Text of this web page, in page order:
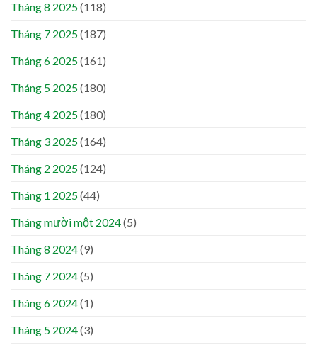
Tháng 8 2025(118)
Tháng 7 2025(187)
Tháng 6 2025(161)
Tháng 5 2025(180)
Tháng 4 2025(180)
Tháng 3 2025(164)
Tháng 2 2025(124)
Tháng 1 2025(44)
Tháng mười một 2024(5)
Tháng 8 2024(9)
Tháng 7 2024(5)
Tháng 6 2024(1)
Tháng 5 2024(3)